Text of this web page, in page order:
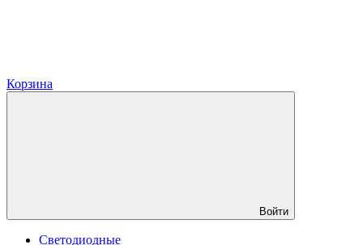
Корзина
Войти
Светодиодные